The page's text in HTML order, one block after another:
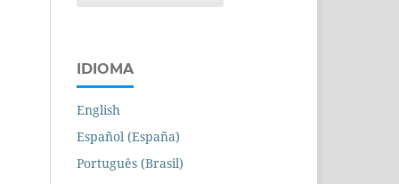
IDIOMA
English
Español (España)
Português (Brasil)